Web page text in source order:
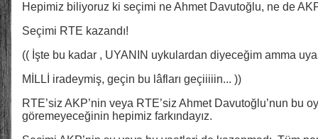
Hepimiz biliyoruz ki seçimi ne Ahmet Davutoğlu, ne de
Seçimi RTE kazandı!
(( İşte bu kadar , UYANIN uykulardan diyeceğim amma
MİLLİ iradeymiş, geçin bu lâfları geçiiiiin... ))
RTE’siz AKP’nin veya RTE’siz Ahmet Davutoğlu’nun bu
göremeyeceğinin hepimiz farkındayız.